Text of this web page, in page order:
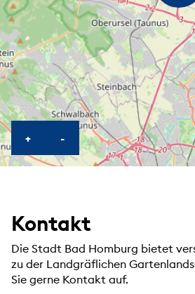
+KARTE HEREINZOOMEN
-KARTE
Kontakt
Die Stadt Bad Homburg bietet
zu der Landgräflichen
Sie gerne Kontakt auf.